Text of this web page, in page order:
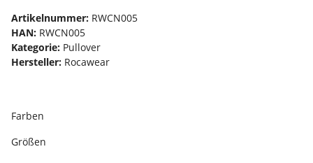
Artikelnummer: RWCN005
HAN: RWCN005
Kategorie: Pullover
Hersteller: Rocawear
Farben
Größen